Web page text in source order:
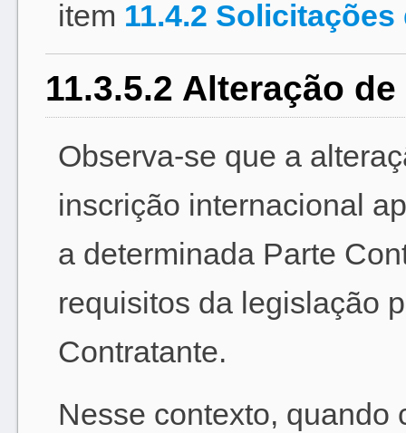
item 11.4.2
11.3.5.2 Alteração
Observa-se que a
inscrição internacional
a determinada Parte
requisitos da legislação
Contratante.
Nesse contexto, quando